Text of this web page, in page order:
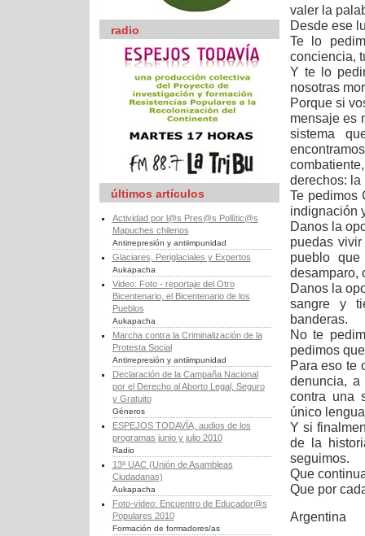
radio
últimos artículos
Actividad por l@s Pres@s Pollític@s
Mapuches chilenos
Antirrepresión y antiimpunidad
Glaciares, Periglaciales y Expertos
Aukapacha
Video: Foto - reportaje del Otro
Bicentenario, el Bicentenario de los
Pueblos
Aukapacha
Marcha contra la Criminalización de la
Protesta Social
Antirrepresión y antiimpunidad
Declaración de la Campaña Nacional
por el Derecho al Aborto Legal, Seguro
y Gratuito
Géneros
ESPEJOS TODAVÍA, audios de los
programas junio y julio 2010
Radio
13ª UAC (Unión de Asambleas
Ciudadanas)
Aukapacha
Foto-video: Encuentro de Educador@s
Populares 2010
Formación de formadores/as
valer la
Desde ese
Te lo
conciencia,
Y te lo
nosotras
Porque si
mensaje es
sistema
encontramos
combatiente,
derechos: la
Te pedimos
indignación
Danos la
puedas
pueblo
desamparo,
Danos la
sangre y
banderas.
No te
pedimos
Para eso te
denuncia,
contra una
único
Y si
de la
seguimos.
Que
Que por
Argentina